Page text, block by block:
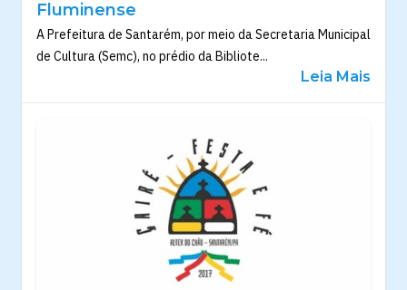
Fluminense
A Prefeitura de Santarém, por meio da Secretaria Municipal
de Cultura (Semc), no prédio da Bibliote...
Leia Mais